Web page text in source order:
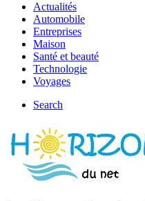
Actualités
Automobile
Entreprises
Maison
Santé et beauté
Technologie
Voyages
Search